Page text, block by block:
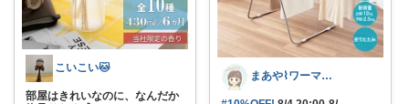
こいこい🐱
部屋はきれいなのに、なんだか
まあや⌇ワーママの暮らしとインテリア𓍯